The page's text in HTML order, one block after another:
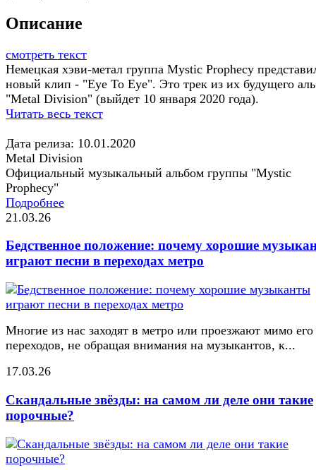
Описание
смотреть текст
Немецкая хэви-метал группа Mystic Prophecy
новый клип - "Eye To Eye". Это трек из их будущего
"Metal Division" (выйдет 10 января 2020 года).
Читать весь текст
Дата релиза: 10.01.2020
Metal Division
Официальный музыкальный альбом группы "Mystic
Prophecy"
Подробнее
21.03.26
Бедственное положение: почему хорошие
играют песни в переходах метро
Многие из нас заходят в метро или проезжают мимо его
переходов, не обращая внимания на музыкантов, к...
17.03.26
Скандальные звёзды: на самом ли деле они такие
порочные?